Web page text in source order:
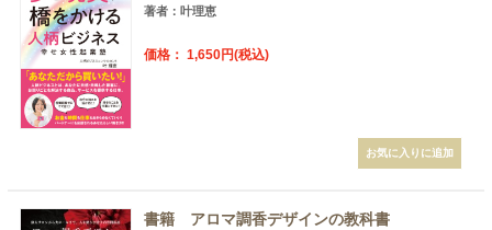
著者：叶理恵
価格： 1,650円(税込)
書籍 アロマ調香デザインの教科書